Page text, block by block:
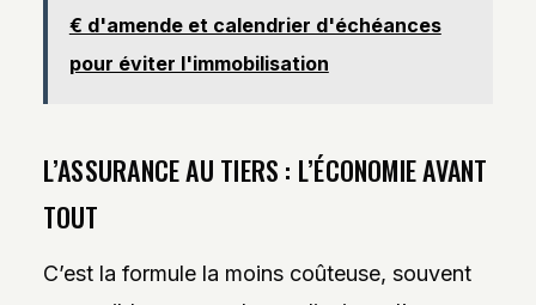
€ d'amende et calendrier d'échéances
pour éviter l'immobilisation
L’ASSURANCE AU TIERS : L’ÉCONOMIE AVANT
TOUT
C’est la formule la moins coûteuse, souvent